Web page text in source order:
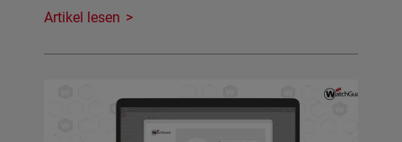
Artikel lesen